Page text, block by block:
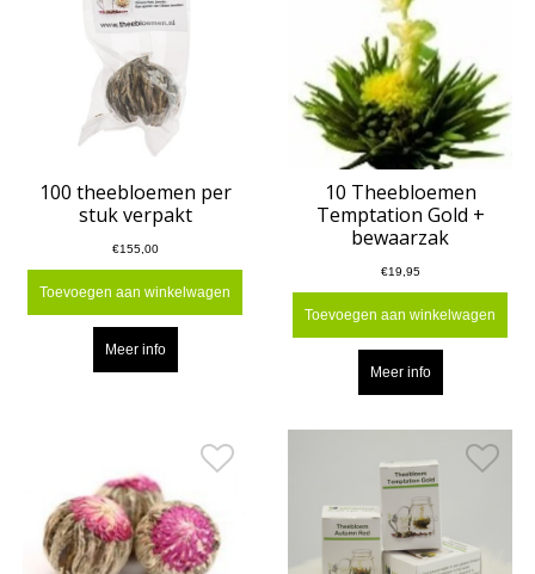
100 theebloemen per
stuk verpakt
€155,00
Toevoegen aan winkelwagen
Meer info
10 Theebloemen
Temptation Gold +
bewaarzak
€19,95
Toevoegen aan winkelwagen
Meer info